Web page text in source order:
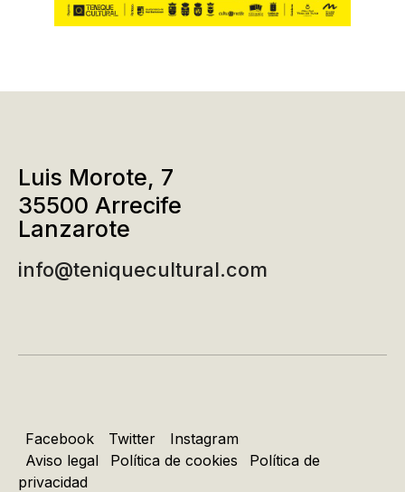
Luis Morote, 7
35500 Arrecife
Lanzarote
info@teniquecultural.com
Facebook Twitter
Instagram
Aviso legal
Política de cookies
Política de
privacidad